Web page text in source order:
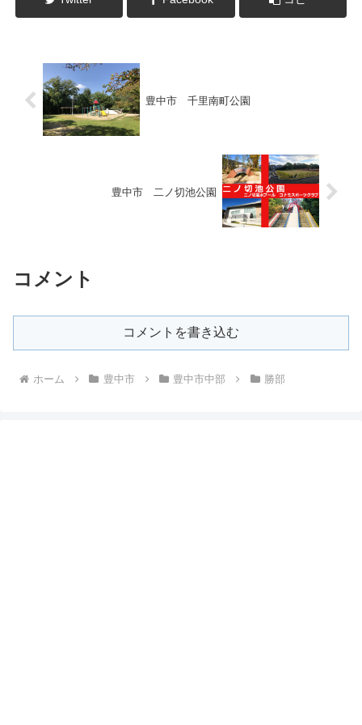
豊中市 千里南町公園
豊中市 二ノ切池公園
コメント
コメントを書き込む
ホーム 豊中市 豊中市中部 勝部